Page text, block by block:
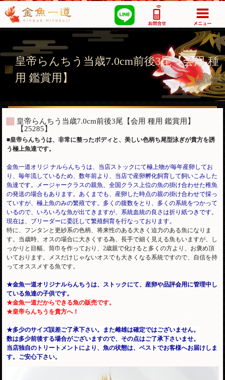
皇帝らんちう当歳7.0cm前後3尾【会用 種
用 鑑賞用】
皇帝らんちう当歳7.0cm前後3尾【会用 種用 鑑賞用】
【25285】
■皇帝らんちうは、非常に整ったボディと、美しい色柄ち尾型泳ぎが貴方を誘
う極上魚達です。
金魚一道オリジ ナルらんちうは、当店ストックにて極上物が毎年産卵してお
り、毎年流しているため、数年前より、当店で産卵孵化飼育して飼いこみした
魚達です。メージャークラスの親魚、全国クラス上位の魚の掛け合わせた稚魚
の発送の場合もあります。あくまでも、産卵した時点の親の掛け合わせで採っ
ていすが、極上魚のみの繁殖です。多くの腹数をとり、多くの系統をつかって
いるので、いろいろな魚が出てきますが、 系統血統の良さは折り紙つきです。
現在は、ブリーダーに委託して繁殖飼育を行なっております。
特に、フンタンと更紗系の色柄、将来性のある大きく迫力のある魚になりま
す。当歳時、オスの場合に大きくする為、長手で細く見える魚もいますが、し
っかりと目幅、筒巾を作っており、2歳親で化けると多くの方より、お褒め頂
いております。メスだけじゃないオスでも大きくなる系統ですので、自信を持
ってオススメする魚です。
★金魚一道オリジナルらんちうは、ストックにて、産卵や品評会用に管理中し
ている魚達の子供です。
★金魚一道だからできる魚の販売です。
★皇帝らんちうを貴方へ！
★多少のサイズ誤差ご了承下さい。また雌雄は確定ではございません。
数は多少前後する場合がございますので、その点はご了承下さいませ。
当店独自のトリートメントにより、魚の状態は、ベストでお客様へお届けしま
す。ご安心下さい。